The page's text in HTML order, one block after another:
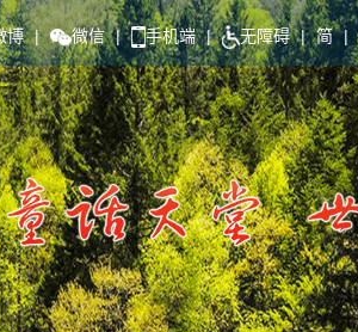
博 | 微信 | 手机端 | 无障碍 | 简 |